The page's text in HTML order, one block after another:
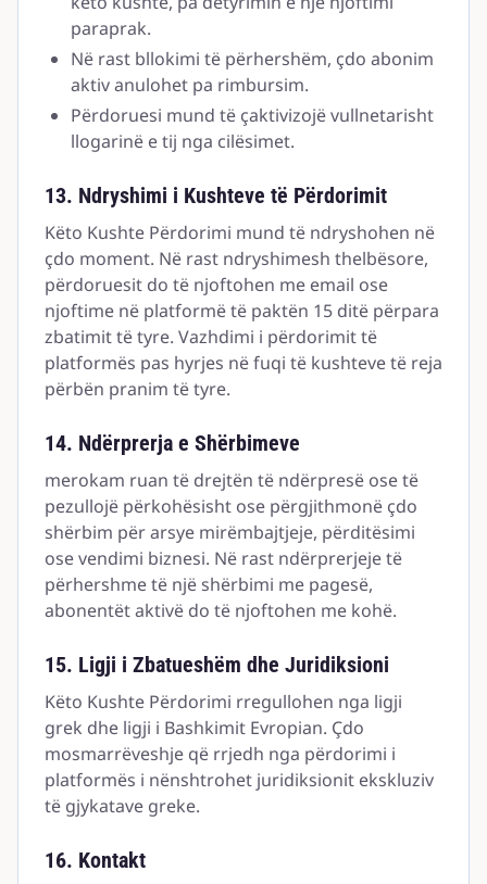
paraprak.
Në rast bllokimi të përhershëm, çdo abonim
aktiv anulohet pa rimbursim.
Përdoruesi mund të çaktivizojë vullnetarisht
llogarinë e tij nga cilësimet.
13. Ndryshimi i Kushteve të Përdorimit
Këto Kushte Përdorimi mund të ndryshohen në
çdo moment. Në rast ndryshimesh thelbësore,
përdoruesit do të njoftohen me email ose
njoftime në platformë të paktën 15 ditë përpara
zbatimit të tyre. Vazhdimi i përdorimit të
platformës pas hyrjes në fuqi të kushteve të reja
përbën pranim të tyre.
14. Ndërprerja e Shërbimeve
merokam ruan të drejtën të ndërpresë ose të
pezullojë përkohësisht ose përgjithmonë çdo
shërbim për arsye mirëmbajtjeje, përditësimi
ose vendimi biznesi. Në rast ndërprerjeje të
përhershme të një shërbimi me pagesë,
abonentët aktivë do të njoftohen me kohë.
15. Ligji i Zbatueshëm dhe Juridiksioni
Këto Kushte Përdorimi rregullohen nga ligji
grek dhe ligji i Bashkimit Evropian. Çdo
mosmarrëveshje që rrjedh nga përdorimi i
platformës i nënshtrohet juridiksionit ekskluziv
të gjykatave greke.
16. Kontakt